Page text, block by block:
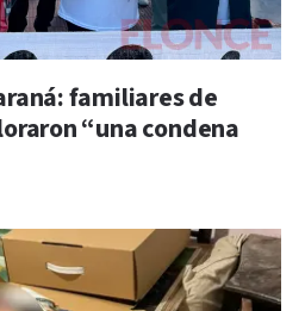
familiares de
“una condena